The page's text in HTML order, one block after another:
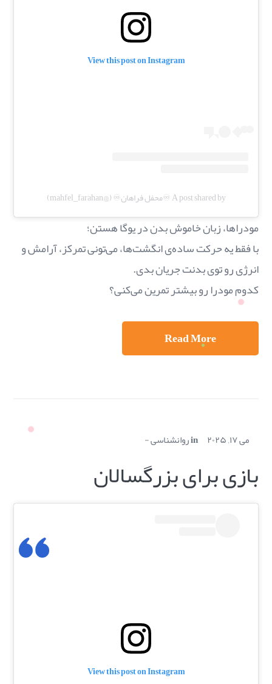
View this post on Instagram
A post shared by ♾️محفل فراهان♾️ (@mahfel_farahan)
مودراها، زبان خاموش بدن در یوگا هستن؛
با فقط یه حرکت ساده‌ی انگشت‌ها، می‌تونی تمرکز، آرامش و
انرژی رو توی بدنت جریان بدی.
کدوم مودرا رو بیشتر تمرین می‌کنی؟
Read More
می ۱۷, ۲۰۲۵ inروانشناسی
بازی برای بزرگسالان
View this post on Instagram